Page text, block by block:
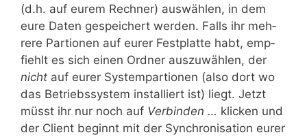
(d.h. auf eurem Rech­ner) aus­wäh­len, in dem
eure Daten gespei­chert wer­den. Falls ihr meh­
re­re Par­tio­nen auf eurer Fest­plat­te habt, emp­
fiehlt es sich einen Ord­ner aus­zu­wäh­len, der
nicht auf eurer Sys­tem­par­tio­nen (also dort wo
das Betriebs­sys­tem instal­liert ist) liegt. Jetzt
müsst ihr nur noch auf Ver­bin­den … kli­cken und
der Cli­ent beginnt mit der Syn­chro­ni­sa­ti­on eurer